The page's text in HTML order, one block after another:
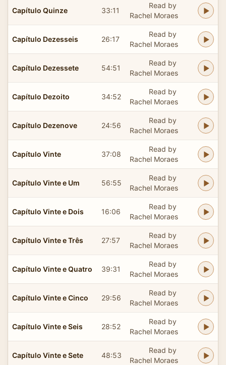
Capítulo Quinze 33:11
Read by
Rachel Moraes
Capítulo Dezesseis 26:17
Read by
Rachel Moraes
Capítulo Dezessete 54:51
Read by
Rachel Moraes
Capítulo Dezoito 34:52
Read by
Rachel Moraes
Capítulo Dezenove 24:56
Read by
Rachel Moraes
Capítulo Vinte 37:08
Read by
Rachel Moraes
Capítulo Vinte e Um 56:55
Read by
Rachel Moraes
Capítulo Vinte e Dois 16:06
Read by
Rachel Moraes
Capítulo Vinte e Três 27:57
Read by
Rachel Moraes
Capítulo Vinte e Quatro 39:31
Read by
Rachel Moraes
Capítulo Vinte e Cinco 29:56
Read by
Rachel Moraes
Capítulo Vinte e Seis 28:52
Read by
Rachel Moraes
Capítulo Vinte e Sete 48:53
Read by
Rachel Moraes